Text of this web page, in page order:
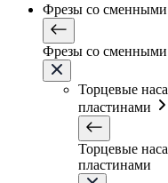
Фрезы со сменными
Фрезы со сменными
Торцевые
пластинами
Торцевые
пластинами